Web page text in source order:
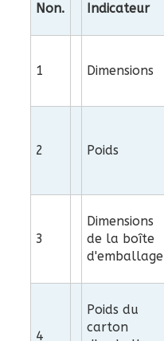
Non. Indicateur
1 Dimensions
2 Poids
3
Dimensions
de la boîte
d'emballage
4
Poids du
carton